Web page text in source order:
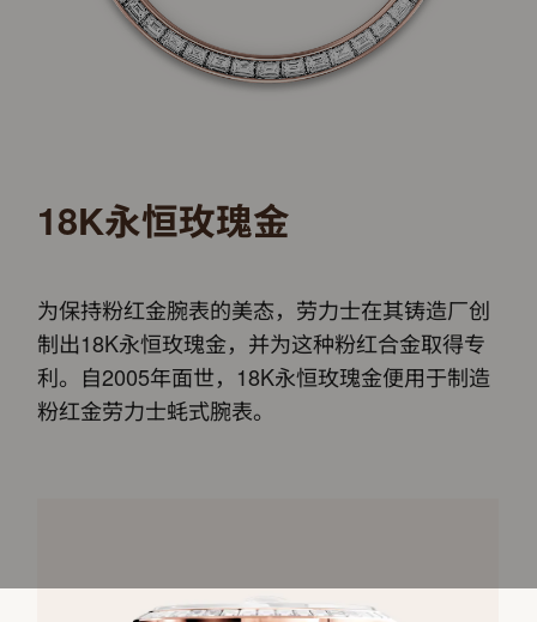
18K永恒玫瑰金
为保持粉红金腕表的美态，劳力士在其铸造厂创
制出18K永恒玫瑰金，并为这种粉红合金取得专
利。自2005年面世，18K永恒玫瑰金便用于制造
粉红金劳力士蚝式腕表。